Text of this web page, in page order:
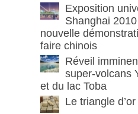
Exposition
Shanghai
nouvelle
faire chinois
Réveil
super-volcans
et du lac Toba
Le triangle